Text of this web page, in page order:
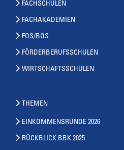
FACHSCHULEN
FACHAKADEMIEN
FOS/BOS
FÖRDERBERUFSSCHULEN
WIRTSCHAFTSSCHULEN
THEMEN
EINKOMMENSRUNDE 2026
RÜCKBLICK BBK 2025